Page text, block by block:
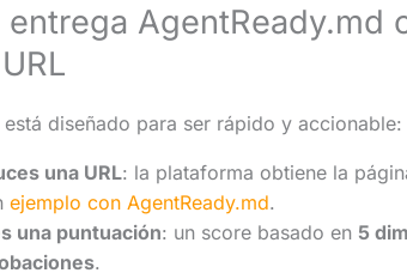
entrega AgentReady.md
diseñado para ser rápido y accionable:
una URL: la plataforma obtiene la
ejemplo con AgentReady.md.
una puntuación: un score basado en 5
.